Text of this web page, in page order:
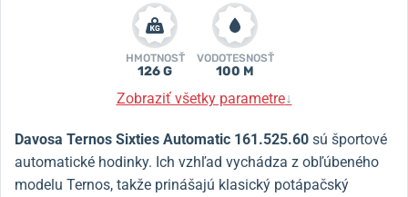
HMOTNOSŤ
126 G
VODOTESNOSŤ
100 M
Zobraziť všetky parametre↓
Davosa Ternos Sixties Automatic 161.525.60 sú športové
automatické hodinky. Ich vzhľad vychádza z obľúbeného
modelu Ternos, takže prinášajú klasický potápačský